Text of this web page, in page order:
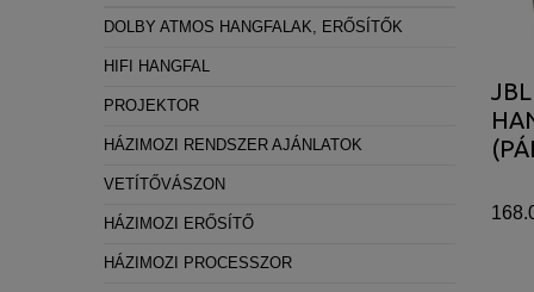
DOLBY ATMOS HANGFALAK, ERŐSÍTŐK
HIFI HANGFAL
PROJEKTOR
HÁZIMOZI RENDSZER AJÁNLATOK
VETÍTŐVÁSZON
HÁZIMOZI ERŐSÍTŐ
HÁZIMOZI PROCESSZOR
Statisztikai:
A weboldal statisztikáinak elemzésével
látogatóinknak. Ezért gyűjtünk statisztikai
Reklámcélú:
Azért települnek ezek a sütik, hogy a